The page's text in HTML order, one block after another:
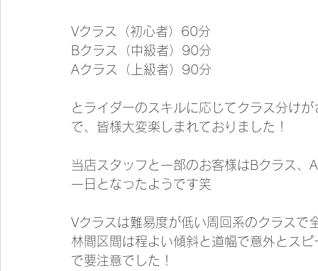
Vクラス（初心者）60分
Bクラス（中級者）90分
Aクラス（上級者）90分
とライダーのスキルに応じてクラス分け
で、皆様大変楽しまれておりました！
当店スタッフと一部のお客様はBクラス、
一日となったようです笑
Vクラスは難易度が低い周回系のクラスで
林間区間は程よい傾斜と道幅で意外とス
で要注意でした！